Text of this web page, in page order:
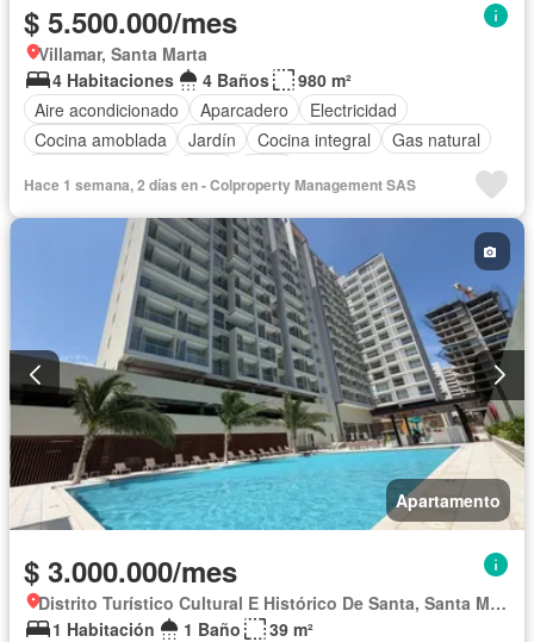
$ 5.500.000/mes
Villamar, Santa Marta
4 Habitaciones
4 Baños
980 m²
Aire acondicionado
Aparcadero
Electricidad
Cocina amoblada
Jardín Cocina integral
Gas natural
Hace 1 semana, 2 días en - Colproperty Management SAS
Apartamento
$ 3.000.000/mes
Distrito Turístico Cultural E Histórico De Santa, Santa Marta
1 Habitación
1 Baño
39 m²